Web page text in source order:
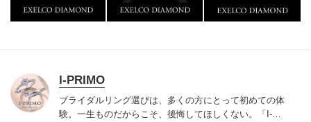
I-PRIMO
ブライダルリング選びは、多くの方にとって初めての体
験。一生ものだからこそ、後悔してほしくない。「I-